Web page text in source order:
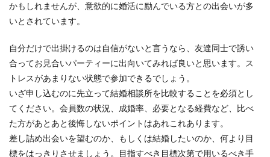
かもしれませんが、意欲的に婚活に励んでいる方との出会いが多
いとされています。
自分だけで出掛けるのは自信がないと言うなら、友達同士で誘い
合ってお見合いパーティーに出向いてみれば良いと思います。ス
トレスがあまりない状態で参加できるでしょう。
いざ申し込むのに先立って結婚相談所を比較することを必須とし
てください。会員数の状況、成婚率、必要となる経費など、比べ
た方があとあと後悔しないポイントはあれこれあります。
差し詰め出会いを望むのか、もしくは結婚したいのか、何より目
標をはっきりさせましょう。目指すべき目標次第で用いるべき手